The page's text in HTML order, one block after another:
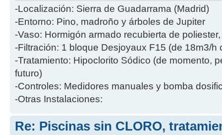
-Localización: Sierra de Guadarrama (Madrid)
-Entorno: Pino, madroño y árboles de Jupiter
-Vaso: Hormigón armado recubierta de
-Filtración: 1 bloque Desjoyaux F15 (de 18m3/h
-Tratamiento: Hipoclorito Sódico (de momento,
futuro)
-Controles: Medidores manuales y bomba
-Otras Instalaciones:
Re: Piscinas sin CLORO,